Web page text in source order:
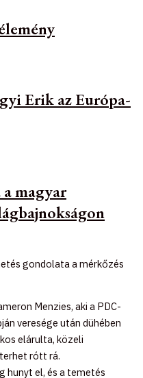
Erik az Európa-
magyar
gondolata a mérkőzés
Menzies, aki a PDC-
veresége után dühében
elárulta, közeli
rótt rá.
hunyt el, és a temetés